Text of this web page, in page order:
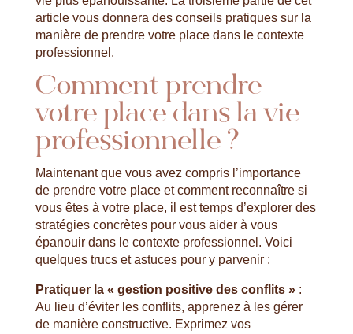
article vous donnera des conseils pratiques sur la
manière de prendre votre place dans le contexte
professionnel.
Comment prendre
votre place dans la vie
professionnelle ?
Maintenant que vous avez compris l’importance
de prendre votre place et comment reconnaître si
vous êtes à votre place, il est temps d’explorer des
stratégies concrètes pour vous aider à vous
épanouir dans le contexte professionnel. Voici
quelques trucs et astuces pour y parvenir :
Pratiquer la « gestion positive des conflits » :
Au lieu d’éviter les conflits, apprenez à les gérer
de manière constructive. Exprimez vos